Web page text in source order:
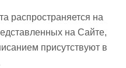
распространяется на
на Сайте,
присутствуют в